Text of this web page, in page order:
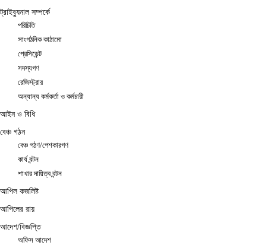
ট্রাইব্যুনাল সম্পর্কে
পরিচিতি
সাংগঠনিক কাঠামো
প্রেসিডেন্ট
সদস্যগণ
রেজিস্ট্রার
অন্যান্য কর্মকর্তা ও কর্মচারী
আইন ও বিধি
বেঞ্চ গঠন
বেঞ্চ গঠণ/পেশকারগণ
কার্য বন্টন
শাখার দায়িত্ব বন্টন
আপিল কজলিষ্ট
আপিলের রায়
আদেশ/বিজ্ঞপ্তি
অফিস আদেশ